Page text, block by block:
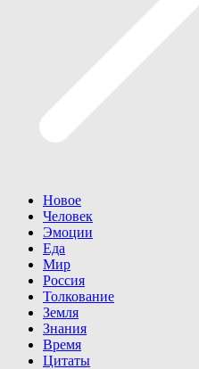
Новое
Человек
Эмоции
Еда
Мир
Россия
Толкование
Земля
Знания
Время
Цитаты